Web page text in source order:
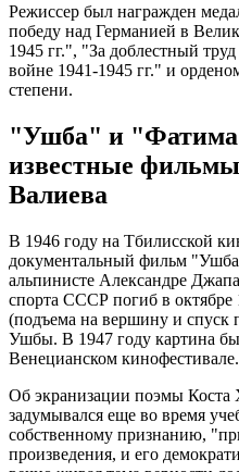
Режиссер был награжден
победу над Германией в
1945 гг.", "За доблестный
войне 1941-1945 гг." и
степени.
"Ушба" и
известные
Валиева
В 1946 году на Тбилисской
документальный фильм
альпинисте Александре
спорта СССР погиб в октябре
(подъема на вершину и
Ушбы. В 1947 году картина
Венецианском кинофестивале.
Об экранизации поэмы Коста
задумывался еще во время
собственному признанию,
произведения, и его